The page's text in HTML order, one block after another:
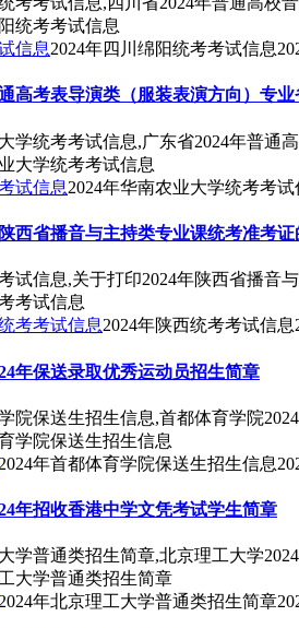
信息2024年四川绵阳统考考试信息
高考表导演类（服装表演方向）专
学统考考试信息,广东省2024年普
试信息2024年华南农业大学统考考试
西省播音与主持类专业课统考准考
试信息,关于打印2024年陕西省播音
考考试信息2024年陕西统考考试信息
年保送录取优秀运动员招生简章
院保送生招生信息,首都体育学院
2024年首都体育学院保送生招生信息
年招收香港中学文凭考试学生简章
学普通类招生简章,北京理工大学
2024年北京理工大学普通类招生简章